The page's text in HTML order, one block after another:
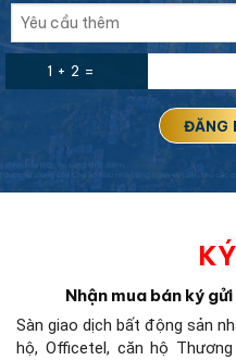
1 + 2 =
Nhận mua bán ký
Sàn giao dịch bất động sản
hộ, Officetel, căn hộ